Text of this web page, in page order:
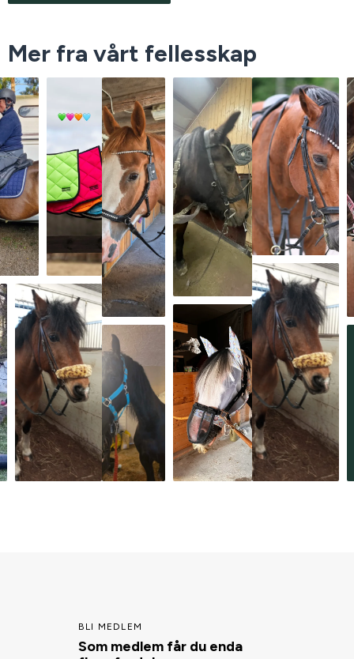
Mer fra vårt fellesskap
BLI MEDLEM
Som medlem får du enda